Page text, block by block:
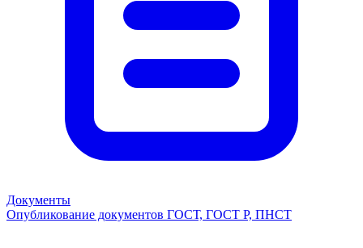
Документы
Опубликование документов ГОСТ, ГОСТ Р, ПНСТ